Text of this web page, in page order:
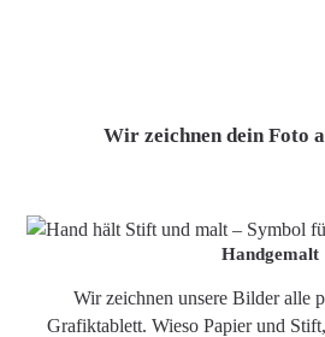
Wir zeichnen dein Foto
Handgemalt
Wir zeichnen unsere Bilder alle
Grafiktablett. Wieso Papier und